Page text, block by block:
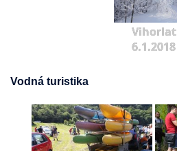
Vihorlat
6.1.2018
Vodná turistika